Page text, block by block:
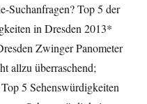
Suchanfragen? Top 5 der
in Dresden 2013*
Zwinger Panometer
allzu überraschend;
5 Sehenswürdigkeiten